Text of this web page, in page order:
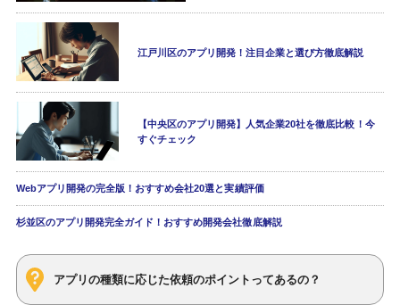
江戸川区のアプリ開発！注目企業と選び方徹底解説
【中央区のアプリ開発】人気企業20社を徹底比較！今
すぐチェック
Webアプリ開発の完全版！おすすめ会社20選と実績評価
杉並区のアプリ開発完全ガイド！おすすめ開発会社徹底解説
アプリの種類に応じた依頼のポイントってあるの？